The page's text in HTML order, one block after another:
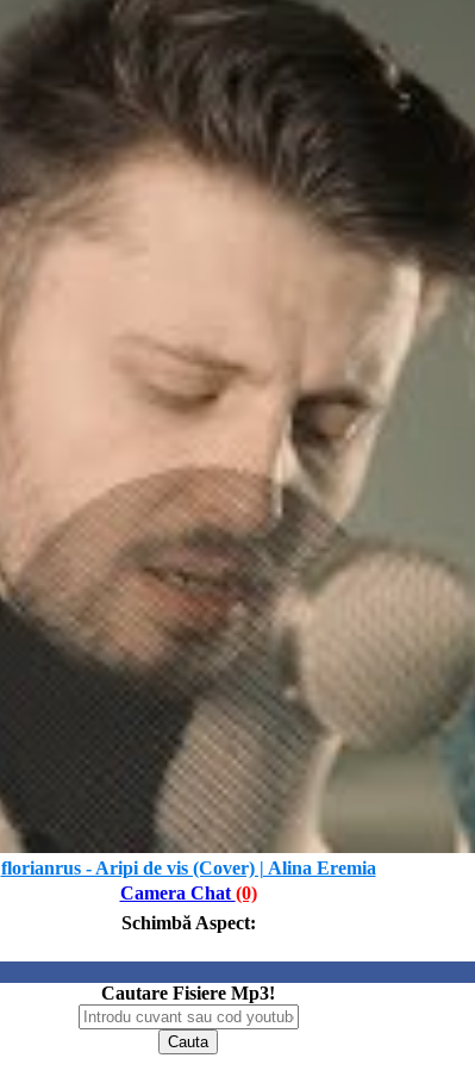
florianrus - Aripi de vis (Cover) | Alina Eremia
Camera Chat (0)
Schimbă Aspect:
Cautare Fisiere Mp3!